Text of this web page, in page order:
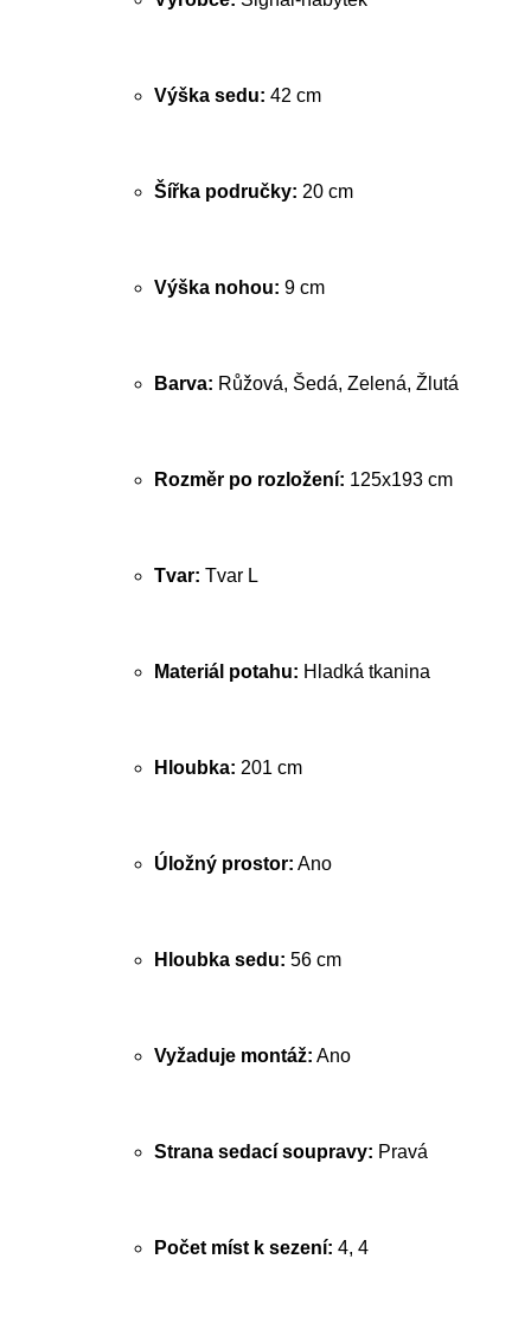
Výška sedu: 42 cm
Šířka područky: 20 cm
Výška nohou: 9 cm
Barva: Růžová, Šedá, Zelená, Žlutá
Rozměr po rozložení: 125x193 cm
Tvar: Tvar L
Materiál potahu: Hladká tkanina
Hloubka: 201 cm
Úložný prostor: Ano
Hloubka sedu: 56 cm
Vyžaduje montáž: Ano
Strana sedací soupravy: Pravá
Počet míst k sezení: 4, 4